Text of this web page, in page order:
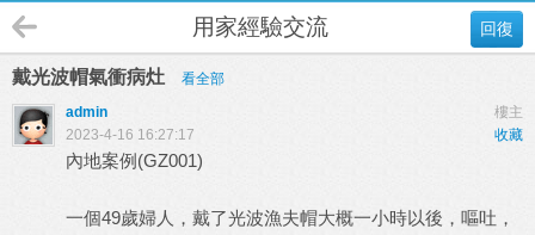
回復
用家經驗交流
戴光波帽氣衝病灶
看全部
樓主
admin
收藏
2023-4-16 16:27:17
內地案例(GZ001)
一個49歲婦人，戴了光波漁夫帽大概一小時以後，嘔吐，